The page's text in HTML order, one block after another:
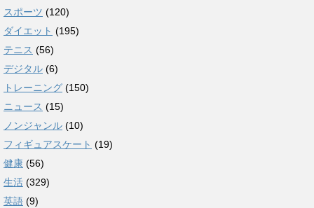
スポーツ (120)
ダイエット (195)
テニス (56)
デジタル (6)
トレーニング (150)
ニュース (15)
ノンジャンル (10)
フィギュアスケート (19)
健康 (56)
生活 (329)
英語 (9)